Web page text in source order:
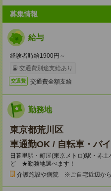
募集情報
給与
経験者時給1900円～
交通費別途支給あり
交通費 交通費全額支給
勤務地
東京都荒川区
車通勤OK / 自転車・バ
日暮里駅・町屋(東京メトロ)駅・赤
ど ★勤務地選べます！
介護施設や病院 ※ご自宅近辺か